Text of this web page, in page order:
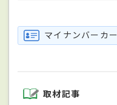
マイナンバーカ
取材記事